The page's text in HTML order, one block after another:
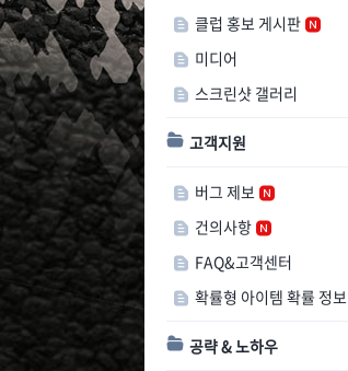
클럽 홍보 게시판
미디어
스크린샷 갤러리
고객지원
버그 제보
건의사항
FAQ&고객센터
확률형 아이템 확률 정보
공략 & 노하우